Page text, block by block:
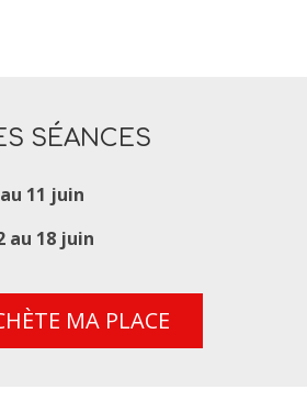
SÉANCES
11 juin
au 18 juin
MA PLACE